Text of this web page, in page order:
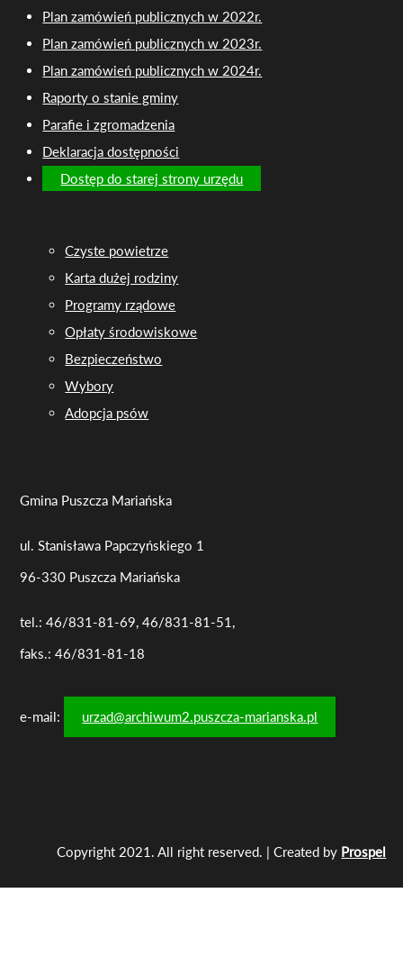
Plan zamówień publicznych w 2022r.
Plan zamówień publicznych w 2023r.
Plan zamówień publicznych w 2024r.
Raporty o stanie gminy
Parafie i zgromadzenia
Deklaracja dostępności
Dostęp do starej strony urzędu
Czyste powietrze
Karta dużej rodziny
Programy rządowe
Opłaty środowiskowe
Bezpieczeństwo
Wybory
Adopcja psów
Gmina Puszcza Mariańska
ul. Stanisława Papczyńskiego 1
96-330 Puszcza Mariańska
tel.: 46/831-81-69, 46/831-81-51,
faks.: 46/831-81-18
e-mail: urzad@archiwum2.puszcza-marianska.pl
Copyright 2021. All right reserved. | Created by Prospel